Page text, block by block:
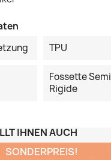
TPU
Fossette Semi
Rigide
IHNEN AUCH
SONDERPREIS!